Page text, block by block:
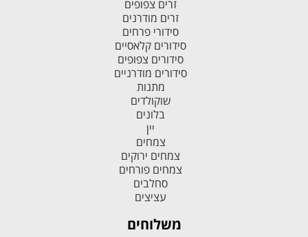
זרים צפופים
זרים מודרנים
סידורי פרחים
סידורים קלאסיים
סידורים צפופים
סידורים מודרניים
מתנות
שוקולדים
בלונים
יין
צמחים
צמחים ירוקים
צמחים פורחים
סחלבים
עציצים
משלוחים